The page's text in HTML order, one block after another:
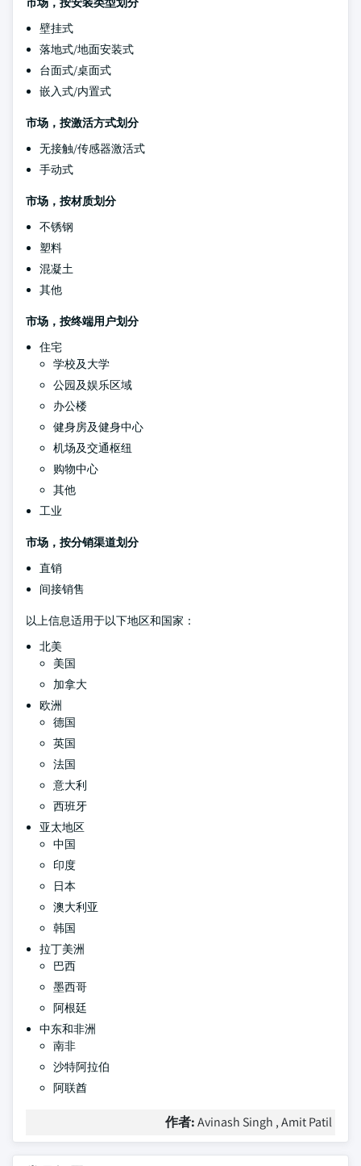
壁挂式
落地式/地面安装式
台面式/桌面式
嵌入式/内置式
市场，按激活方式划分
无接触/传感器激活式
手动式
市场，按材质划分
不锈钢
塑料
混凝土
其他
市场，按终端用户划分
住宅
学校及大学
公园及娱乐区域
办公楼
健身房及健身中心
机场及交通枢纽
购物中心
其他
工业
市场，按分销渠道划分
直销
间接销售
以上信息适用于以下地区和国家：
北美
美国
加拿大
欧洲
德国
英国
法国
意大利
西班牙
亚太地区
中国
印度
日本
澳大利亚
韩国
拉丁美洲
巴西
墨西哥
阿根廷
中东和非洲
南非
沙特阿拉伯
阿联酋
作者:Avinash Singh , Amit Patil